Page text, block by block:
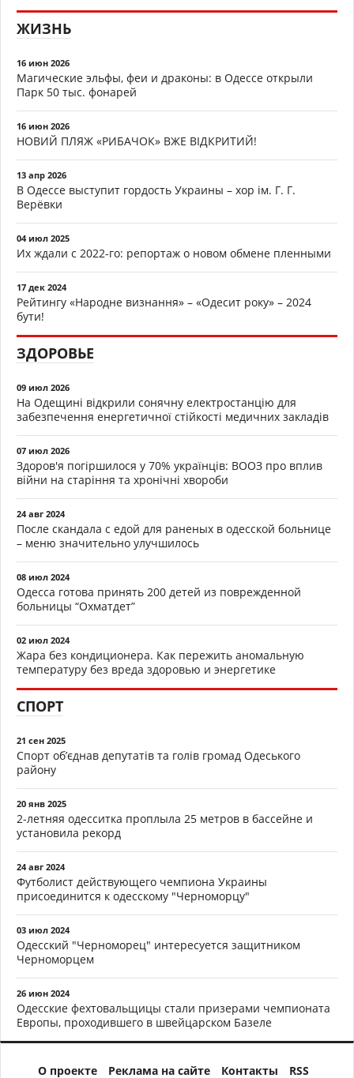
ЖИЗНЬ
16 июн 2026
Магические эльфы, феи и драконы: в Одессе открыли
Парк 50 тыс. фонарей
16 июн 2026
НОВИЙ ПЛЯЖ «РИБАЧОК» ВЖЕ ВІДКРИТИЙ!
13 апр 2026
В Одессе выступит гордость Украины – хор ім. Г. Г.
Верёвки
04 июл 2025
Их ждали с 2022-го: репортаж о новом обмене пленными
17 дек 2024
Рейтингу «Народне визнання» – «Одесит року» – 2024
бути!
ЗДОРОВЬЕ
09 июл 2026
На Одещині відкрили сонячну електростанцію для
забезпечення енергетичної стійкості медичних закладів
07 июл 2026
Здоров'я погіршилося у 70% українців: ВООЗ про вплив
війни на старіння та хронічні хвороби
24 авг 2024
После скандала с едой для раненых в одесской больнице
– меню значительно улучшилось
08 июл 2024
Одесса готова принять 200 детей из поврежденной
больницы “Охматдет”
02 июл 2024
Жара без кондиционера. Как пережить аномальную
температуру без вреда здоровью и энергетике
СПОРТ
21 сен 2025
Спорт об’єднав депутатів та голів громад Одеського
району
20 янв 2025
2-летняя одесситка проплыла 25 метров в бассейне и
установила рекорд
24 авг 2024
Футболист действующего чемпиона Украины
присоединится к одесскому "Черноморцу"
03 июл 2024
Одесский "Черноморец" интересуется защитником
Черноморцем
26 июн 2024
Одесские фехтовальщицы стали призерами чемпионата
Европы, проходившего в швейцарском Базеле
О проекте Реклама на сайте Контакты RSS